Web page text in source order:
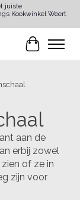
juiste
Kookwinkel Weert
aan de
erbij zowel
of ze in
zijn voor